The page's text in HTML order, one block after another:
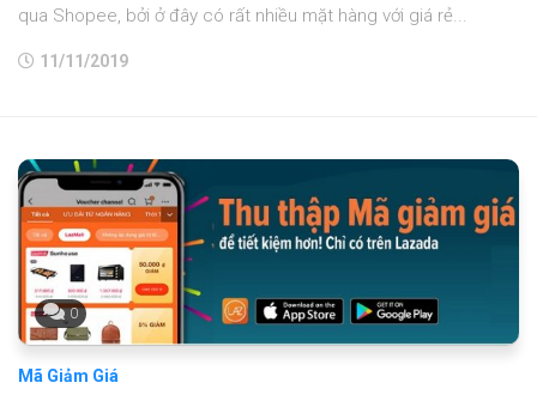
qua Shopee, bởi ở đây có rất nhiều mặt hàng với giá rẻ...
11/11/2019
0
Mã Giảm Giá